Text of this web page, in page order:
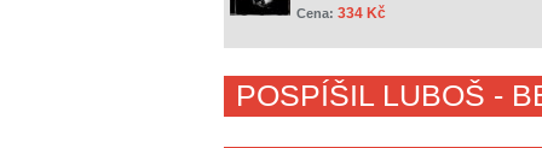
Cena: 334 Kč
POSPÍŠIL LUBOŠ -